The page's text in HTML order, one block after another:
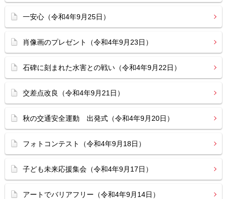
一安心（令和4年9月25日）
肖像画のプレゼント（令和4年9月23日）
石碑に刻まれた水害との戦い（令和4年9月22日）
交差点改良（令和4年9月21日）
秋の交通安全運動 出発式（令和4年9月20日）
フォトコンテスト（令和4年9月18日）
子ども未来応援集会（令和4年9月17日）
アートでバリアフリー（令和4年9月14日）